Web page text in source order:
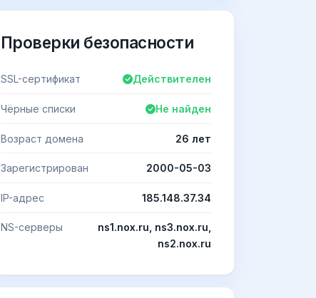
Проверки безопасности
SSL-сертификат Действителен
Чёрные списки Не найден
Возраст домена 26 лет
Зарегистрирован 2000-05-03
IP-адрес 185.148.37.34
NS-серверы
ns1.nox.ru, ns3.nox.ru,
ns2.nox.ru